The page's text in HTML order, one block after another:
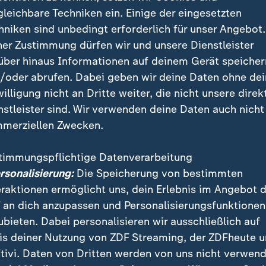
Erden: Radioaktiver Müll und
die Siedlungen nahe der chinesischen Stadt
genannt. Sie gilt als Welthauptstadt der Seltenen
Metalle bedarf toxischer Chemikalien und
Schwermetalle freisetzen.
Frontiers schätzt, dass die
1,4 Tonnen radioaktiven Müll und 200.000 Liter
Umstände und die meist geringe Konzentration der
oft unwirtschaftlich. Auch wenn sie weltweit
Preise bisher als Quasi-Monopol.
Techniken ein. Einige der eingesetzten
sind unbedingt erforderlich für unser
Zustimmung dürfen wir und unsere Dienstleister
hinaus Informationen auf deinem Gerät
oder abrufen. Dabei geben wir deine Daten ohne
nicht an Dritte weiter, die nicht unsere
sind. Wir verwenden deine Daten auch nicht
Zwecken.
Datenverarbeitung
Die Speicherung von bestimmten
ermöglicht uns, dein Erlebnis im Angebot
an dich anzupassen und Personalisierungsfunktionen
Dabei personalisieren wir ausschließlich auf
deiner Nutzung von ZDF Streaming, der ZDFheute
Daten von Dritten werden von uns nicht